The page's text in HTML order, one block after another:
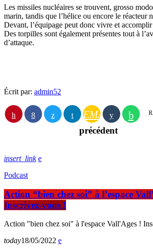
Les missiles nucléaires se trouvent, grosso
marin, tandis que l’hélice ou encore le réacteur
Devant, l’équipage peut donc vivre et
Des torpilles sont également présentes tout à
d’attaque.
Écrit par: admin52
EMAIL
précédent
insert_link
Podcast
Action “bien chez soi” à l’espace
Inscrivez-vous !
Action "bien chez soi" à l'espace Vall'Ages !
today18/05/2022